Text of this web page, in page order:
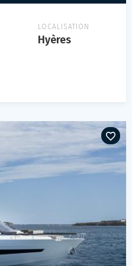
LOCALISATION
Hyères